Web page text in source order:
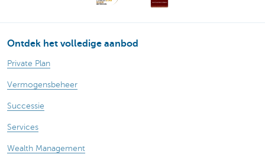
Ontdek het volledige aanbod
Private Plan
Vermogensbeheer
Successie
Services
Wealth Management